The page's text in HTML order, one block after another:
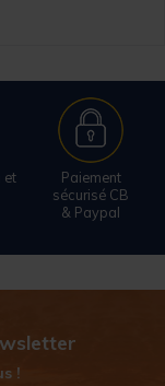
et
Paiement
sécurisé CB
& Paypal
!